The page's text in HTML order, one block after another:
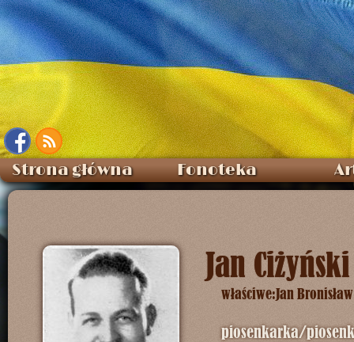
Strona główna Fonoteka
Jan Ciżyński
właściwe:Jan
piosenkarka/